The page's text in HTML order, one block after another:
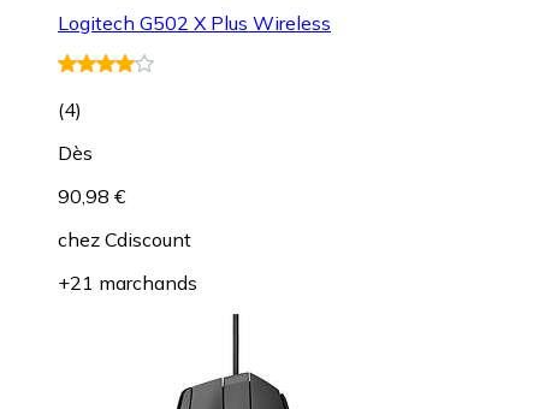
Logitech G502 X Plus Wireless
(4)
Dès
90,98 €
chez Cdiscount
+21 marchands